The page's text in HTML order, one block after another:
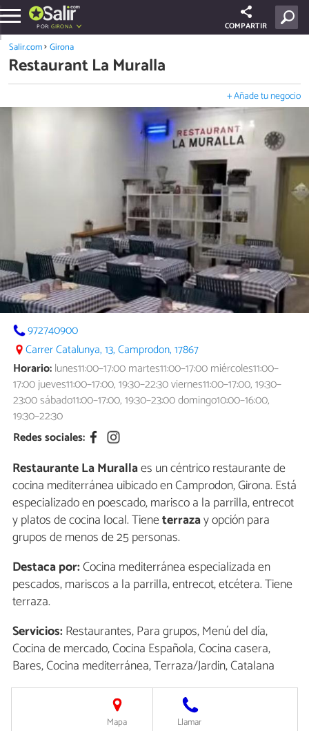
POR:GIRONA COMPARTIR
Salir.com Girona
Restaurant La Muralla
+ Añade tu negocio
972740900
Carrer Catalunya, 13, Camprodon, 17867
Horario:lunes11:00–17:00 martes11:00–17:00 miércoles11:00–
17:00 jueves11:00–17:00, 19:30–22:30 viernes11:00–17:00, 19:30–
23:00 sábado11:00–17:00, 19:30–23:00 domingo10:00–16:00,
19:30–22:30
Redes sociales:
Restaurante La Murallaes un céntrico restaurante de
cocina mediterránea uibicado en Camprodon, Girona. Está
especializado en poescado, marisco a la parrilla, entrecot
y platos de cocina local. Tieneterrazay opción para
grupos de menos de 25 personas.
Destaca por:Cocina mediterránea especializada en
pescados, mariscos a la parrilla, entrecot, etcétera. Tiene
terraza.
Servicios:Restaurantes, Para grupos, Menú del día,
Cocina de mercado, Cocina Española, Cocina casera,
Bares, Cocina mediterránea, Terraza/Jardin, Catalana
Mapa Llamar